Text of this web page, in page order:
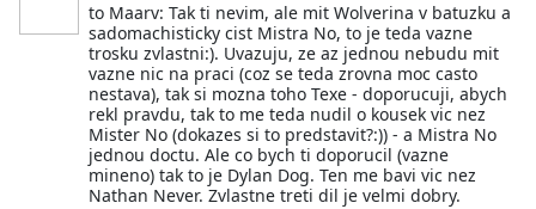
to Maarv: Tak ti nevim, ale mit Wolverina v batuzku a
sadomachisticky cist Mistra No, to je teda vazne
trosku zvlastni:). Uvazuju, ze az jednou nebudu mit
vazne nic na praci (coz se teda zrovna moc casto
nestava), tak si mozna toho Texe - doporucuji, abych
rekl pravdu, tak to me teda nudil o kousek vic nez
Mister No (dokazes si to predstavit?:)) - a Mistra No
jednou doctu. Ale co bych ti doporucil (vazne
mineno) tak to je Dylan Dog. Ten me bavi vic nez
Nathan Never. Zvlastne treti dil je velmi dobry.